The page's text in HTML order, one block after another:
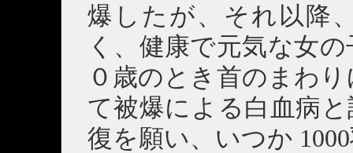
爆したが、それ以降
く、健康で元気な女
０歳のとき首のまわ
て被爆による白血病
復を願い、いつか